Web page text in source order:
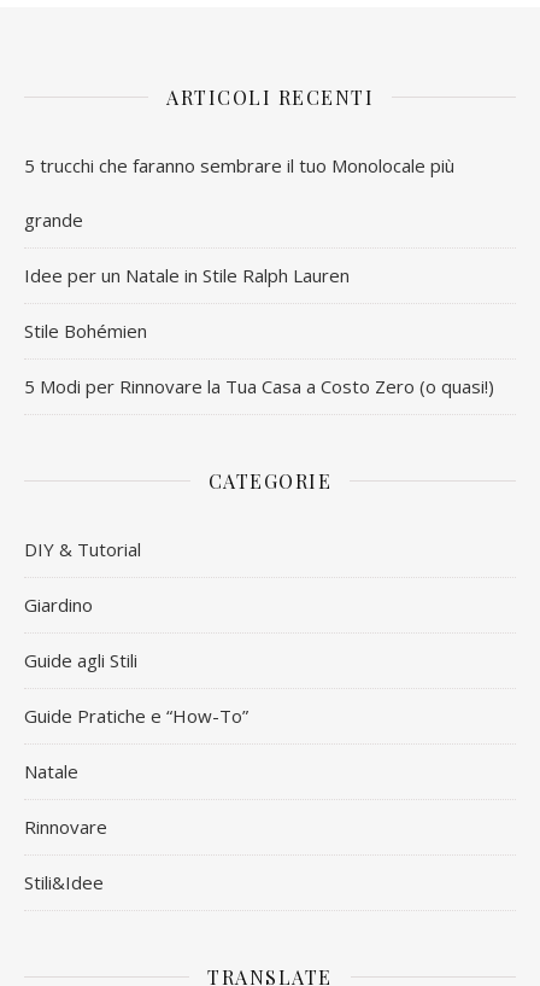
ARTICOLI RECENTI
5 trucchi che faranno sembrare il tuo Monolocale più
grande
Idee per un Natale in Stile Ralph Lauren
Stile Bohémien
5 Modi per Rinnovare la Tua Casa a Costo Zero (o quasi!)
CATEGORIE
DIY & Tutorial
Giardino
Guide agli Stili
Guide Pratiche e “How-To”
Natale
Rinnovare
Stili&Idee
TRANSLATE